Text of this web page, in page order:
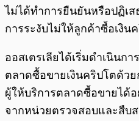
ไม่ได้ทำการยืนยันหรือปฏิเส
การระงับไม่ให้ลูกค้าซื้อเงิน
ออสเตรเลียได้เริ่มดำเนินก
ตลาดซื้อขายเงินคริปโตด้ว
ผู้ให้บริการตลาดซื้อขายได้
จากหน่วยตรวจสอบและสืบส